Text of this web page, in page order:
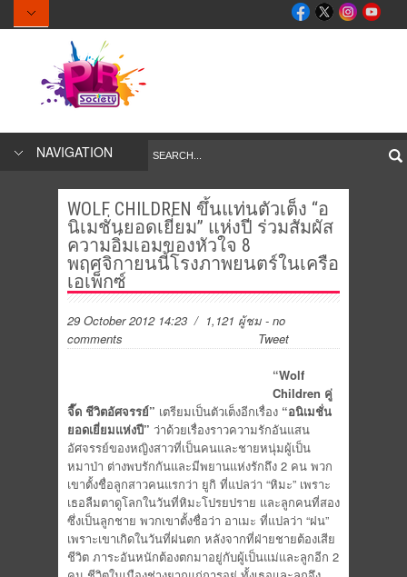
NAVIGATION
WOLF CHILDREN ขึ้นแท่นตัวเต็ง “อ
นิเมชั่นยอดเยี่ยม” แห่งปี ร่วมสัมผัส
ความอิ่มเอมของหัวใจ 8
พฤศจิกายนนี้โรงภาพยนตร์ในเครือ
เอเพ็กซ์
29 October 2012 14:23 / 1,121 ผู้ชม - no
comments
Tweet
“Wolf
Children คู่
จี๊ด ชีวิตอัศจรรย์” เตรียมเป็นตัวเต็งอีกเรื่อง “อนิเมชั่น
ยอดเยี่ยมแห่งปี” ว่าด้วยเรื่องราวความรักอันแสน
อัศจรรย์ของหญิงสาวที่เป็นคนและชายหนุ่มผู้เป็น
หมาป่า ต่างพบรักกันและมีพยานแห่งรักถึง 2 คน พวก
เขาตั้งชื่อลูกสาวคนแรกว่า ยูกิ ที่แปลว่า “หิมะ” เพราะ
เธอลืมตาดูโลกในวันที่หิมะโปรยปราย และลูกคนที่สอง
ซึ่งเป็นลูกชาย พวกเขาตั้งชื่อว่า อาเมะ ที่แปลว่า “ฝน”
เพราะเขาเกิดในวันที่ฝนตก หลังจากที่ฝ่ายชายต้องเสีย
ชีวิต ภาระอันหนักต้องตกมาอยู่กับผู้เป็นแม่และลูกอีก 2